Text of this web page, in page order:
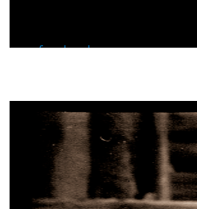
facebook
whatsapp